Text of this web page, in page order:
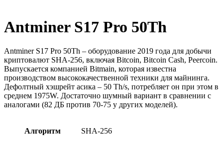
Antminer S17 Pro 50Th
Antminer S17 Pro 50Th – оборудование 2019 года для добычи
криптовалют SHA-256, включая Bitcoin, Bitcoin Cash, Peercoin.
Выпускается компанией Bitmain, которая известна
производством высококачественной техники для майнинга.
Дефолтный хэшрейт асика – 50 Th/s, потребляет он при этом в
среднем 1975W. Достаточно шумный вариант в сравнении с
аналогами (82 ДБ против 70-75 у других моделей).
Алгоритм SHA-256